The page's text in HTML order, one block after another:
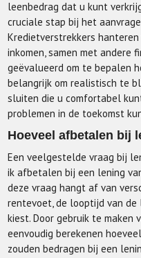
leenbedrag dat u kunt
cruciale stap bij het
Kredietverstrekkers
inkomen, samen met andere
geëvalueerd om te bepalen
belangrijk om realistisch te
sluiten die u comfortabel
problemen in de toekomst
Hoeveel afbetalen bij
Een veelgestelde vraag bij
ik afbetalen bij een lening
deze vraag hangt af van
rentevoet, de looptijd van
kiest. Door gebruik te
eenvoudig berekenen
zouden bedragen bij een